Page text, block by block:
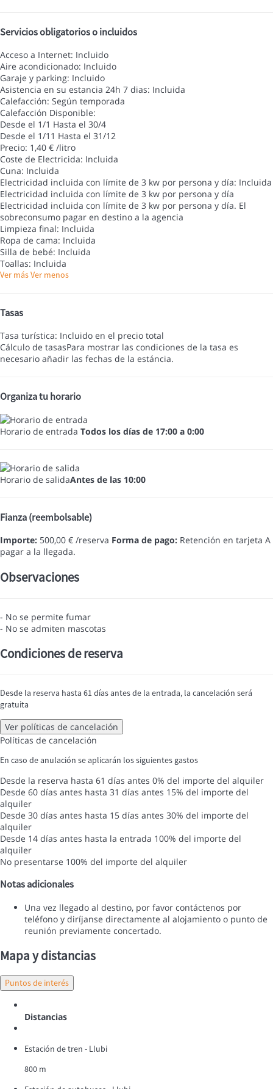
Servicios obligatorios o incluidos
Acceso a Internet: Incluido
Aire acondicionado: Incluido
Garaje y parking: Incluido
Asistencia en su estancia 24h 7 dias: Incluida
Calefacción: Según temporada
Calefacción Disponible:
Desde el 1/1 Hasta el 30/4
Desde el 1/11 Hasta el 31/12
Precio: 1,40 € /litro
Coste de Electricida: Incluida
Cuna: Incluida
Electricidad incluida con límite de 3 kw por persona y día: Incluida
Electricidad incluida con límite de 3 kw por persona y día
Electricidad incluida con límite de 3 kw por persona y día. El
sobreconsumo pagar en destino a la agencia
Limpieza final: Incluida
Ropa de cama: Incluida
Silla de bebé: Incluida
Toallas: Incluida
Ver másVer menos
Tasas
Tasa turística: Incluido en el precio total
Cálculo de tasasPara mostrar las condiciones de la tasa es
necesario añadir las fechas de la estáncia.
Organiza tu horario
Horario de entrada Todos los días de 17:00 a 0:00
Horario de salidaAntes de las 10:00
Fianza (reembolsable)
Importe: 500,00 € /reserva Forma de pago: Retención en tarjeta A
pagar a la llegada.
Observaciones
- No se permite fumar
- No se admiten mascotas
Condiciones de reserva
Desde la reserva hasta 61 días antes de la entrada, la cancelación será
gratuita
Ver políticas de cancelación
Políticas de cancelación
En caso de anulación se aplicarán los siguientes gastos
Desde la reserva hasta 61 días antes 0% del importe del alquiler
Desde 60 días antes hasta 31 días antes 15% del importe del
alquiler
Desde 30 días antes hasta 15 días antes 30% del importe del
alquiler
Desde 14 días antes hasta la entrada 100% del importe del
alquiler
No presentarse 100% del importe del alquiler
Notas adicionales
Una vez llegado al destino, por favor contáctenos por
teléfono y diríjanse directamente al alojamiento o punto de
reunión previamente concertado.
Mapa y distancias
Puntos de interés
Distancias
Estación de tren - Llubi
800 m